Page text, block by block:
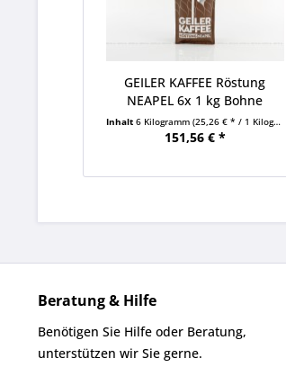
GEILER KAFFEE Röstung
NEAPEL 6x 1 kg Bohne
Beutel
Inhalt 6 Kilogramm (25,26 € * / 1 Kilogramm)
151,56 € *
Beratung & Hilfe
Benötigen Sie Hilfe oder Beratung,
unterstützen wir Sie gerne.